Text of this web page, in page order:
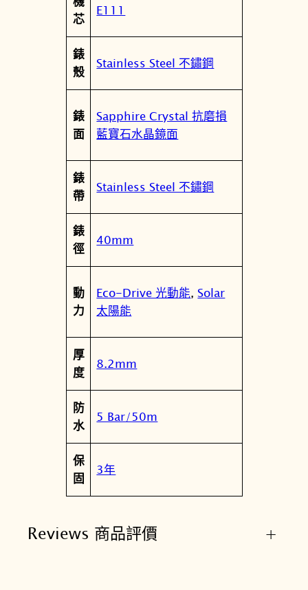
面
B
6
9
7
-
7
數
量
性
值
芯
E111
錶
殼
Stainless Steel 不鏽鋼
錶
面
Sapphire Crystal 抗磨損
藍寶石水晶鏡面
錶
帶
Stainless Steel 不鏽鋼
錶
徑
40mm
動
力
Eco-Drive 光動能,Solar
太陽能
厚
度
8.2mm
防
水
5 Bar/50m
保
固
3年
Reviews 商品評價 +